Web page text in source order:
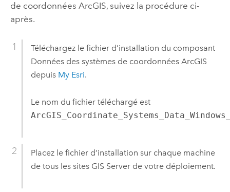
de coordonnées ArcGIS, suivez la procédure ci-
après.
Téléchargez le fichier d’installation du composant
Données des systèmes de coordonnées ArcGIS
depuis My Esri.
Le nom du fichier téléchargé est
Placez le fichier d’installation sur chaque machine
de tous les sites GIS Serverde votre déploiement.